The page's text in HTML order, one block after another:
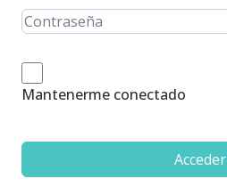
Mantenerme conectado
Acceder